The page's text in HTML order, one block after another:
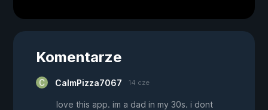
Komentarze
CalmPizza7067 14 cze
love this app. im a dad in my 30s. i dont